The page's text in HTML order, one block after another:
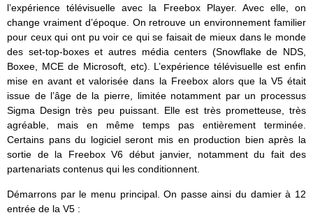
l’expérience télévisuelle avec la Freebox Player. Avec elle, on
change vraiment d’époque. On retrouve un environnement familier
pour ceux qui ont pu voir ce qui se faisait de mieux dans le monde
des set-top-boxes et autres média centers (Snowflake de NDS,
Boxee, MCE de Microsoft, etc). L’expérience télévisuelle est enfin
mise en avant et valorisée dans la Freebox alors que la V5 était
issue de l’âge de la pierre, limitée notamment par un processus
Sigma Design très peu puissant. Elle est très prometteuse, très
agréable, mais en même temps pas entièrement terminée.
Certains pans du logiciel seront mis en production bien après la
sortie de la Freebox V6 début janvier, notamment du fait des
partenariats contenus qui les conditionnent.
Démarrons par le menu principal. On passe ainsi du damier à 12
entrée de la V5 :